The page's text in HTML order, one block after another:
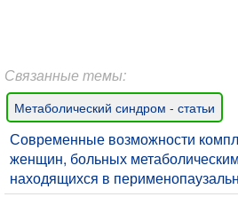
Связанные темы:
Метаболический синдром - статьи
Современные возможности
женщин, больных
находящихся в